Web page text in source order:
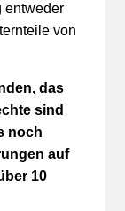
entweder
von
das
sind
noch
auf
10